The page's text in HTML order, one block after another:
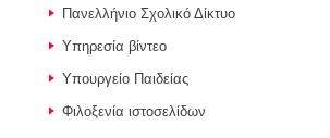
Πανελλήνιο Σχολικό Δίκτυο
Υπηρεσία βίντεο
Υπουργείο Παιδείας
Φιλοξενία ιστοσελίδων